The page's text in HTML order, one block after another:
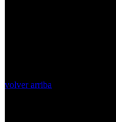
volver arriba